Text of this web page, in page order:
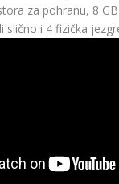
za pohranu, 8
slično i 4 fizička